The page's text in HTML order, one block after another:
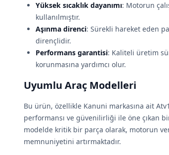
Yüksek sıcaklık dayanımı: Motorun
kullanılmıştır.
Aşınma direnci: Sürekli hareket eden
dirençlidir.
Performans garantisi: Kaliteli üretim
korunmasına yardımcı olur.
Uyumlu Araç Modelleri
Bu ürün, özellikle Kanuni markasına ait
performansı ve güvenilirliği ile öne çıkan
modelde kritik bir parça olarak, motorun
memnuniyetini artırmaktadır.